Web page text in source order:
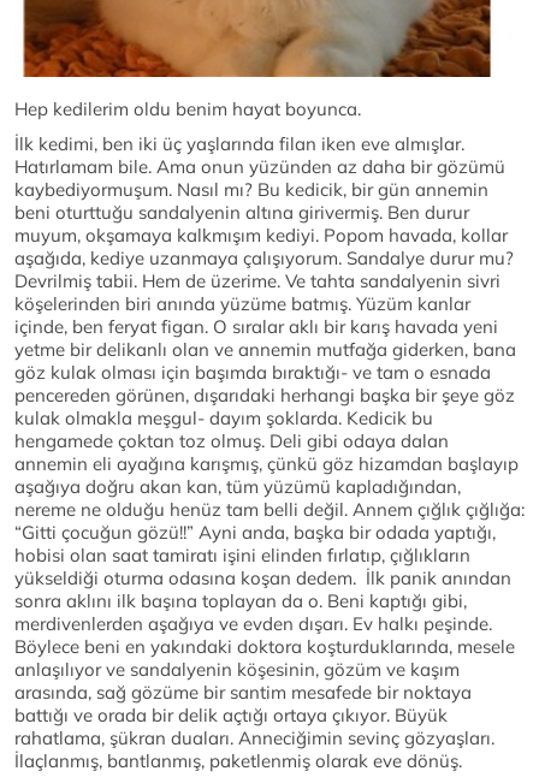
Hep kedilerim oldu benim hayat boyunca.
İlk kedimi, ben iki üç yaşlarında filan iken eve almışlar.
Hatırlamam bile. Ama onun yüzünden az daha bir gözümü
kaybediyormuşum. Nasıl mı? Bu kedicik, bir gün annemin
beni oturttuğu sandalyenin altına girivermiş. Ben durur
muyum, okşamaya kalkmışım kediyi. Popom havada, kollar
aşağıda, kediye uzanmaya çalışıyorum. Sandalye durur mu?
Devrilmiş tabii. Hem de üzerime. Ve tahta sandalyenin sivri
köşelerinden biri anında yüzüme batmış. Yüzüm kanlar
içinde, ben feryat figan. O sıralar aklı bir karış havada yeni
yetme bir delikanlı olan ve annemin mutfağa giderken, bana
göz kulak olması için başımda bıraktığı- ve tam o esnada
pencereden görünen, dışarıdaki herhangi başka bir şeye göz
kulak olmakla meşgul- dayım şoklarda. Kedicik bu
hengamede çoktan toz olmuş. Deli gibi odaya dalan
annemin eli ayağına karışmış, çünkü göz hizamdan başlayıp
aşağıya doğru akan kan, tüm yüzümü kapladığından,
nereme ne olduğu henüz tam belli değil. Annem çığlık çığlığa:
“Gitti çocuğun gözü!!” Ayni anda, başka bir odada yaptığı,
hobisi olan saat tamiratı işini elinden fırlatıp, çığlıkların
yükseldiği oturma odasına koşan dedem. İlk panik anından
sonra aklını ilk başına toplayan da o. Beni kaptığı gibi,
merdivenlerden aşağıya ve evden dışarı. Ev halkı peşinde.
Böylece beni en yakındaki doktora koşturduklarında, mesele
anlaşılıyor ve sandalyenin köşesinin, gözüm ve kaşım
arasında, sağ gözüme bir santim mesafede bir noktaya
battığı ve orada bir delik açtığı ortaya çıkıyor. Büyük
rahatlama, şükran duaları. Anneciğimin sevinç gözyaşları.
İlaçlanmış, bantlanmış, paketlenmiş olarak eve dönüş.